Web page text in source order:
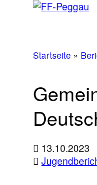
Startseite »
13.10.2023